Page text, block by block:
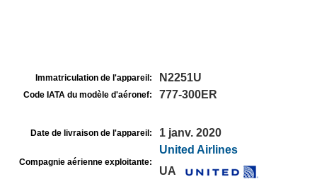
Immatriculation de l'appareil: N2251U
Code IATA du modèle d'aéronef: 777-300ER
Date de livraison de l'appareil: 1 janv. 2020
Compagnie aérienne exploitante:
United Airlines
UA